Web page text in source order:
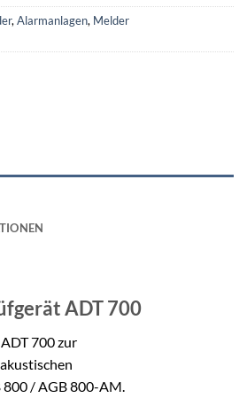
, Alarmanlagen, Melder
ADT 700
700 zur
/ AGB 800-AM.